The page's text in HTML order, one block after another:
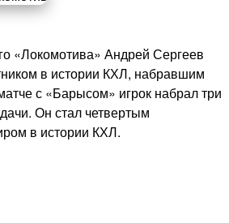
«Локомотива» Андрей Сергеев
в истории КХЛ, набравшим
с «Барысом» игрок набрал три
Он стал четвертым
в истории КХЛ.